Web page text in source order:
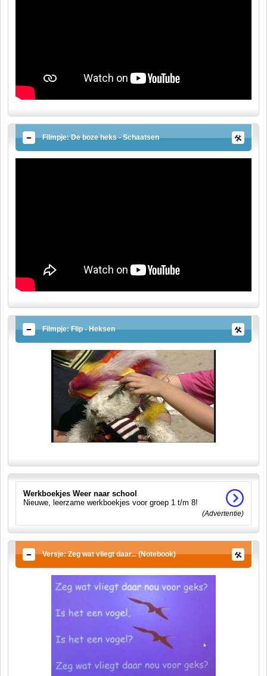
Filmpje: De boze heks - Schaatsen
Filmpje: Flip - Heksen
Werkboekjes Weer naar school
Nieuwe, leerzame werkboekjes voor groep 1 t/m 8!
(Advertentie)
Versje: Zeg wat vliegt daar... (Notebook)